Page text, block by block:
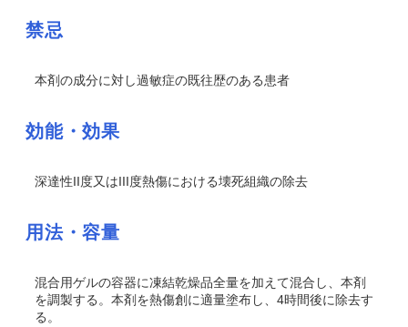
禁忌
本剤の成分に対し過敏症の既往歴のある患者
効能・効果
深達性II度又はIII度熱傷における壊死組織の除去
用法・容量
混合用ゲルの容器に凍結乾燥品全量を加えて混合し、本剤
を調製する。本剤を熱傷創に適量塗布し、4時間後に除去す
る。